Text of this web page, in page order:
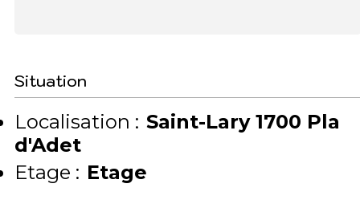
Situation
Localisation : Saint-Lary 1700 Pla
d'Adet
Etage : Etage